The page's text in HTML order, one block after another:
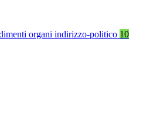
organi indirizzo-politico 10